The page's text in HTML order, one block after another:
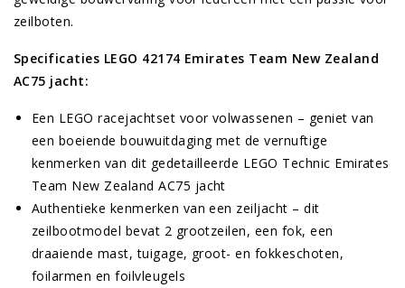
zeilboten.
Specificaties LEGO 42174 Emirates Team New Zealand
AC75 jacht:
Een LEGO racejachtset voor volwassenen – geniet van
een boeiende bouwuitdaging met de vernuftige
kenmerken van dit gedetailleerde LEGO Technic Emirates
Team New Zealand AC75 jacht
Authentieke kenmerken van een zeiljacht – dit
zeilbootmodel bevat 2 grootzeilen, een fok, een
draaiende mast, tuigage, groot- en fokkeschoten,
foilarmen en foilvleugels